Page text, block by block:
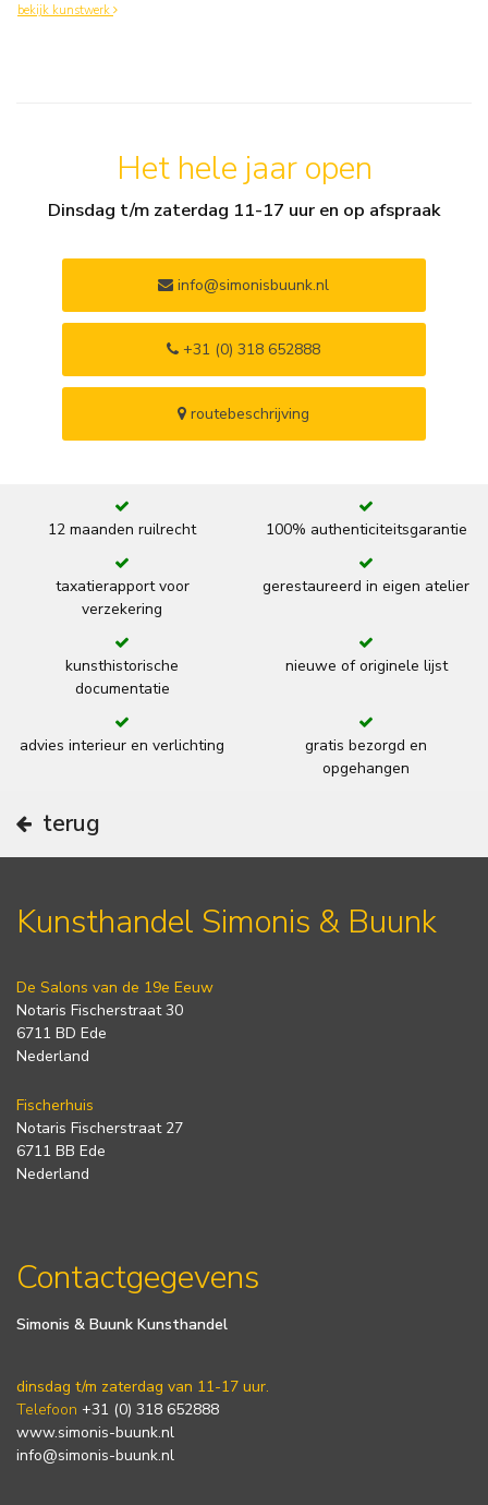
bekijk kunstwerk
Het hele jaar open
Dinsdag t/m zaterdag 11-17 uur en op afspraak
info@simonisbuunk.nl
+31 (0) 318 652888
routebeschrijving
12 maanden ruilrecht 100% authenticiteitsgarantie
taxatierapport voor
verzekering
gerestaureerd in eigen atelier
kunsthistorische
documentatie
nieuwe of originele lijst
advies interieur en verlichting
gratis bezorgd en
opgehangen
terug
Kunsthandel Simonis & Buunk
De Salons van de 19e Eeuw
Notaris Fischerstraat 30
6711 BD Ede
Nederland
Fischerhuis
Notaris Fischerstraat 27
6711 BB Ede
Nederland
Contactgegevens
Simonis & Buunk Kunsthandel
dinsdag t/m zaterdag van 11-17 uur.
Telefoon +31 (0) 318 652888
www.simonis-buunk.nl
info@simonis-buunk.nl